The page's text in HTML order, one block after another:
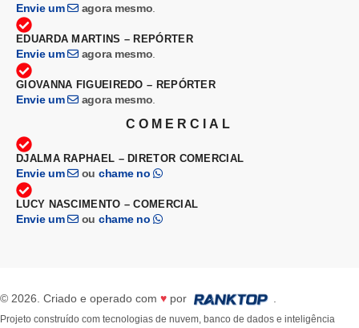
Envie um agora mesmo
EDUARDA MARTINS – REPÓRTER
Envie um agora mesmo
GIOVANNA FIGUEIREDO – REPÓRTER
Envie um agora mesmo
COMERCIAL
DJALMA RAPHAEL – DIRETOR COMERCIAL
Envie um ou chame no
LUCY NASCIMENTO – COMERCIAL
Envie um ou chame no
© 2026. Criado e operado com ♥ por
Projeto construído com tecnologias de nuvem, banco de dados e inteligência